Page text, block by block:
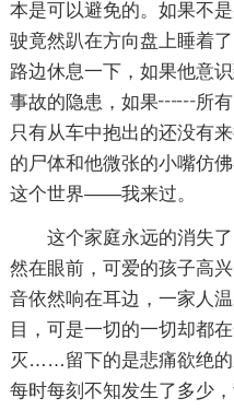
本是可以避免的。如果不
驶竟然趴在方向盘上睡着
路边休息一下，如果他意
事故的隐患，如果┅┅所有
只有从车中抱出的还没有
的尸体和他微张的小嘴仿
这个世界——我来过。
这个家庭永远的消失
然在眼前，可爱的孩子高
音依然响在耳边，一家人
目，可是一切的一切却都
灭……留下的是悲痛欲绝的
每时每刻不知发生了多少